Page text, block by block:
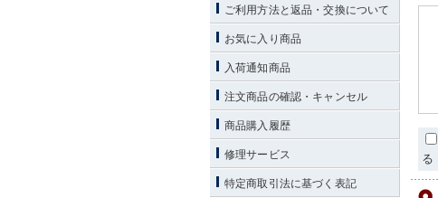
る
ご利用方法と返品・交換について
お気に入り商品
入荷通知商品
注文商品の確認・キャンセル
商品購入履歴
修理サービス
特定商取引法に基づく表記